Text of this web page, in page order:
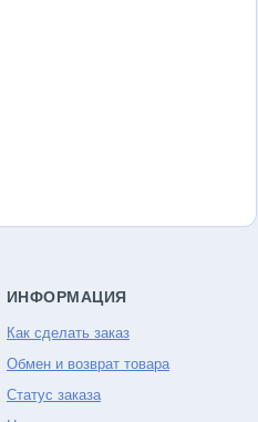
ИНФОРМАЦИЯ
Как сделать заказ
Обмен и возврат товара
Статус заказа